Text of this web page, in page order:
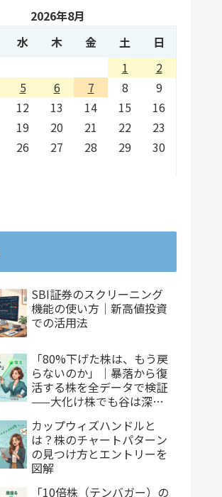
23.76%
21.43% 548,500 1.00倍
27.62% 15,200 0.53倍
40.06% 528,600 1.15倍
60.97% 3,138,900 1.13倍
21.49% 74,500 1.50倍
19.55% 56,006,100
24.79% 18,028,200 1.15倍
26.74% 3,105,200 1.16倍
19.66% 1,022,700 0.96倍
16.92% 505,000 1.19倍
2026年8月
水 木 金 土
日
1
2
5 6 7 8
9
12 13 14 15
16
19 20 21 22
23
26 27 28 29
30
SBI証券のスクリーニング
機能の使い方｜新高値投資
での活用法
「80%下げた株は、もう戻
らないのか」｜暴落から復
活する株を全データで検証
——大化け株でも谷は深
社
カップウィズハンドルと
は？株のチャートパターン
の見つけ方とエントリーを
図解
「10倍株（テンバガー）の